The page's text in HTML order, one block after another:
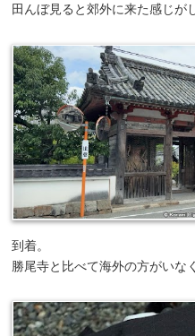
田んぼ見ると郊外に来た感じが
到着。
勝尾寺と比べて海外の方がいな